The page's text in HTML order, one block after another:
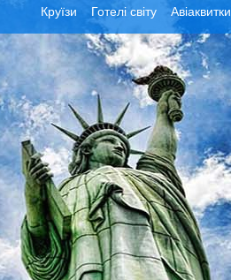
Круїзи Готелі світу Авіаквитки